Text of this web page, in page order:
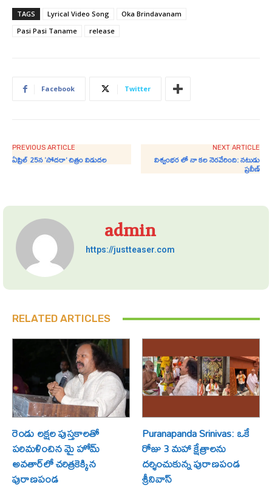
TAGS Lyrical Video Song
Oka Brindavanam
Pasi Pasi Taname
release
Facebook Twitter
PREVIOUS ARTICLE
ఏప్రిల్‌ 25న ‘సోదరా’ చిత్రం విడుదల
NEXT ARTICLE
విశ్వంభర లో నా కల నెరవేరింది: నటుడు
ప్రవీణ్
admin
https://justteaser.com
RELATED ARTICLES
రెండు లక్షల పుస్తకాలతో
పరిమళించిన మై హోమ్
అవతార్‌లో చరిత్రకెక్కిన
పురాణపండ
Puranapanda Srinivas: ఒకే
రోజు 3 మహా క్షేత్రాలను
దర్శించుకున్న పురాణపండ
శ్రీనివాస్